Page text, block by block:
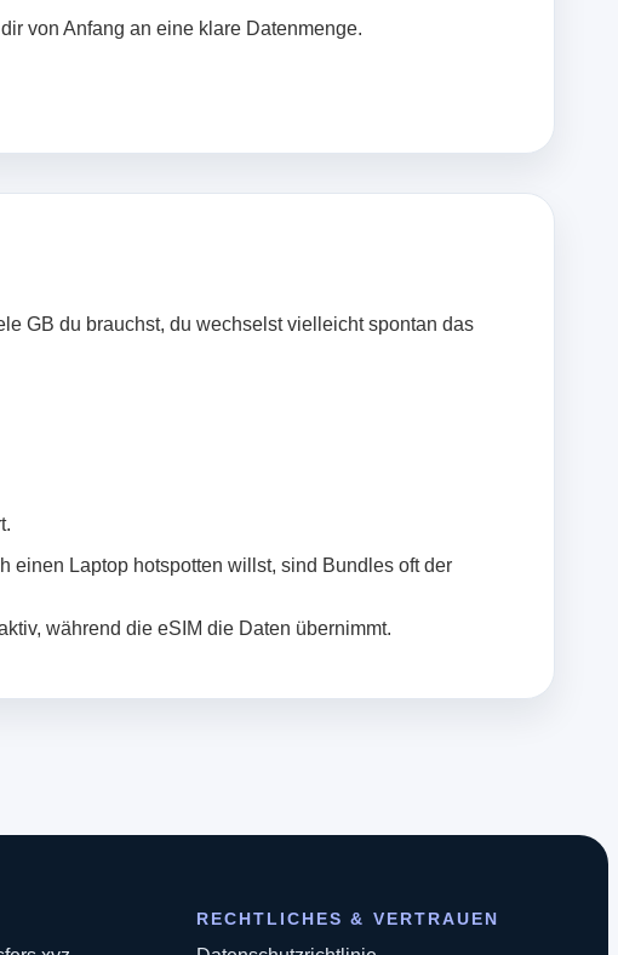
von Anfang an eine klare Datenmenge.
GB du brauchst, du wechselst vielleicht spontan das
einen Laptop hotspotten willst, sind Bundles oft der
während die eSIM die Daten übernimmt.
RECHTLICHES & VERTRAUEN